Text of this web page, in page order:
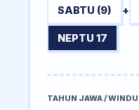
SABTU (9) +
NEPTU 17
TAHUN JAWA / WINDU